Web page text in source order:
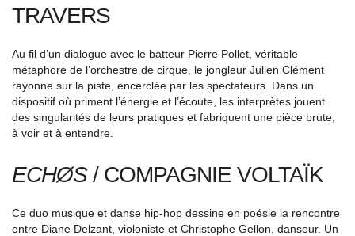
TRAVERS
Au fil d’un dialogue avec le batteur Pierre Pollet, véritable
métaphore de l’orchestre de cirque, le jongleur Julien Clément
rayonne sur la piste, encerclée par les spectateurs. Dans un
dispositif où priment l’énergie et l’écoute, les interprètes jouent
des singularités de leurs pratiques et fabriquent une pièce brute,
à voir et à entendre.
ECHØS/ COMPAGNIE VOLTAÏK
Ce duo musique et danse hip-hop dessine en poésie la rencontre
entre Diane Delzant, violoniste et Christophe Gellon, danseur. Un